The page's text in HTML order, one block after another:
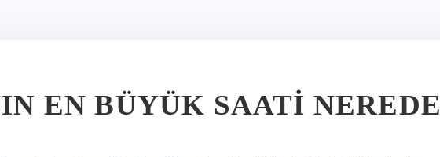
EN BÜYÜK SAATI NEREDE